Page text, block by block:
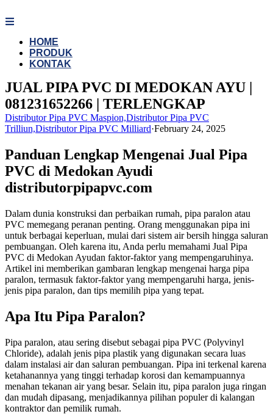
to
HOME
PRODUK
KONTAK
JUAL PIPA PVC DI MEDOKAN AYU |
081231652266 | TERLENGKAP
Distributor Pipa PVC Maspion,Distributor Pipa PVC
Trilliun,Distributor Pipa PVC Milliard·February 24, 2025
Panduan Lengkap Mengenai Jual Pipa
PVC di Medokan Ayudi
distributorpipapvc.com
Dalam dunia konstruksi dan perbaikan rumah, pipa paralon atau
PVC memegang peranan penting. Orang menggunakan pipa ini
untuk berbagai keperluan, mulai dari sistem air bersih hingga saluran
pembuangan. Oleh karena itu, Anda perlu memahami Jual Pipa
PVC di Medokan Ayudan faktor-faktor yang mempengaruhinya.
Artikel ini memberikan gambaran lengkap mengenai harga pipa
paralon, termasuk faktor-faktor yang mempengaruhi harga, jenis-
jenis pipa paralon, dan tips memilih pipa yang tepat.
Apa Itu Pipa Paralon?
Pipa paralon, atau sering disebut sebagai pipa PVC (Polyvinyl
Chloride), adalah jenis pipa plastik yang digunakan secara luas
dalam instalasi air dan saluran pembuangan. Pipa ini terkenal karena
ketahanannya yang tinggi terhadap korosi dan kemampuannya
menahan tekanan air yang besar. Selain itu, pipa paralon juga ringan
dan mudah dipasang, menjadikannya pilihan populer di kalangan
kontraktor dan pemilik rumah.